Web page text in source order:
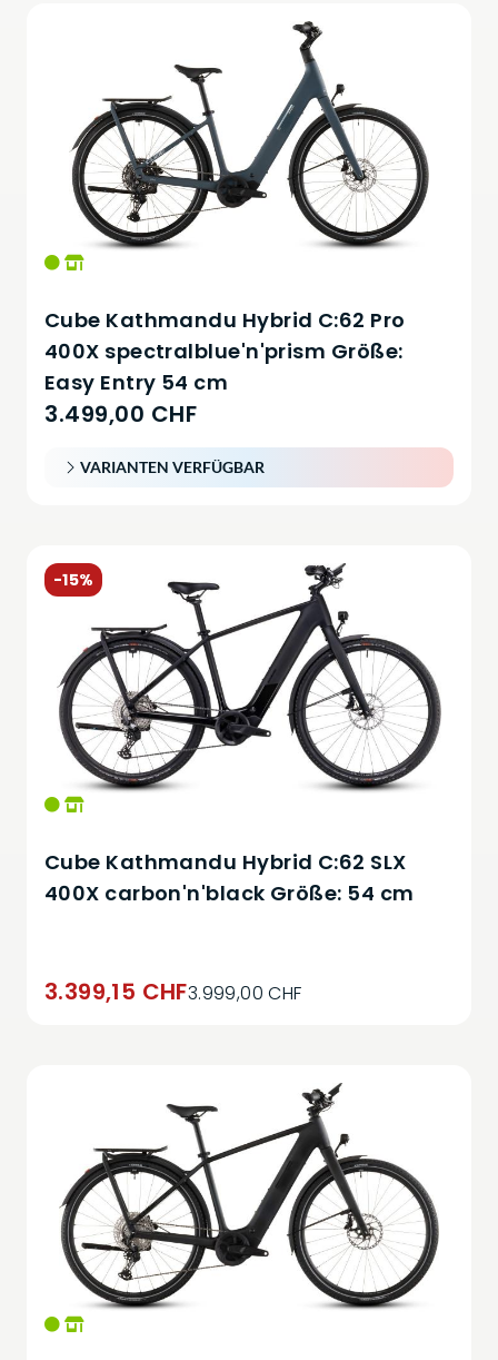
Cube Kathmandu Hybrid C:62 Pro
400X spectralblue'n'prism Größe:
Easy Entry 54 cm
3.499,00 CHF
VARIANTEN VERFÜGBAR
-15%
Cube Kathmandu Hybrid C:62 SLX
400X carbon'n'black Größe: 54 cm
3.399,15 CHF3.999,00 CHF